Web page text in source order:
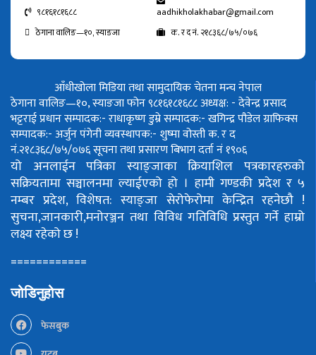
९८१६१८१६८८
aadhikholakhabar@gmail.com
ठेगाना वालिङ—१०, स्याङजा
क. र द नं. २१८३६८/७५/०७६
आँधीखोला मिडिया तथा सामुदायिक चेतना मन्च नेपाल
ठेगाना वालिङ—१०, स्याङजा फोन ९८१६१८१६८८अध्यक्ष: - देवेन्द्र प्रसाद
भट्टराईप्रधान सम्पादक:- राधाकृष्ण डुम्रेसम्पादक:- खगिन्द्र पौडेलग्राफिक्स
सम्पादक:- अर्जुन पंगेनीव्यवस्थापक:- शुष्मा वोस्तीक. र द
नं.२१८३६८/७५/०७६सूचना तथा प्रसारण बिभाग दर्ता नं १९०६
यो अनलाईन पत्रिका स्याङ्जाका क्रियाशिल पत्रकारहरुको
सक्रियतामा सञ्चालनमा ल्याईएको हो । हामी गण्डकी प्रदेश र ५
नम्बर प्रदेश, विशेषत: स्याङ्जा सेरोफेरोमा केन्द्रित रहनेछौ !
सुचना,जानकारी,मनोरञ्जन तथा विविध गतिविधि प्रस्तुत गर्ने हाम्रो
लक्ष्य रहेको छ !
============
जोडिनुहोस
फेसबुक